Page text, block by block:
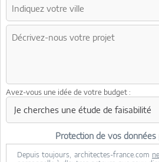
Avez-vous une idée de votre budget :
Protection de vos données
Depuis toujours, architectes-france.com